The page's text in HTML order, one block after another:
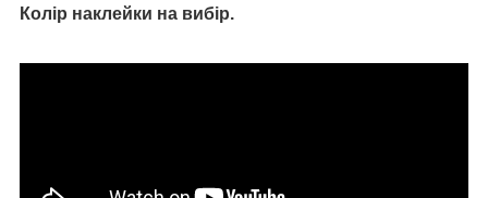
Колір наклейки на вибір.